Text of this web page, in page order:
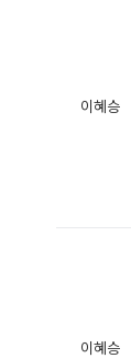
이혜승
이혜승